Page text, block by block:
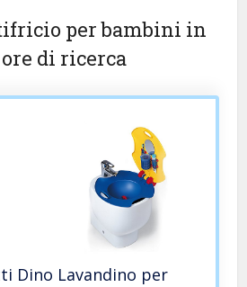
per bambini in
ore di ricerca
Dino Lavandino per